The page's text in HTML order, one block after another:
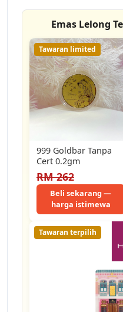
Emas Lelong
Tawaran limited
999 Goldbar Tanpa
Cert 0.2gm
RM 262
Beli sekarang —
harga istimewa
Tawaran terpilih